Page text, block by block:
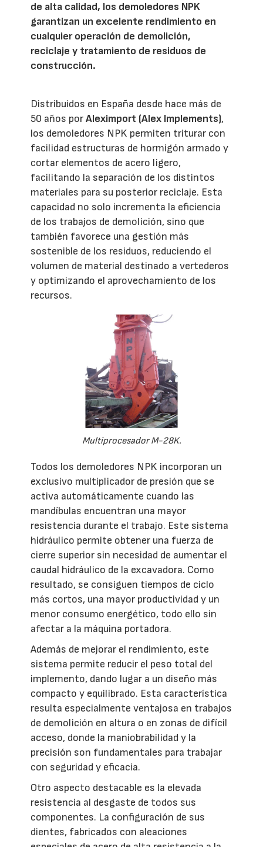
de alta calidad, los demoledores NPK
garantizan un excelente rendimiento en
cualquier operación de demolición,
reciclaje y tratamiento de residuos de
construcción.
Distribuidos en España desde hace más de
50 años porAleximport (Alex Implements),
los demoledores NPK permiten triturar con
facilidad estructuras de hormigón armado y
cortar elementos de acero ligero,
facilitando la separación de los distintos
materiales para su posterior reciclaje. Esta
capacidad no solo incrementa la eficiencia
de los trabajos de demolición, sino que
también favorece una gestión más
sostenible de los residuos, reduciendo el
volumen de material destinado a vertederos
y optimizando el aprovechamiento de los
recursos.
Multiprocesador M-28K.
Todos los demoledores NPK incorporan un
exclusivo multiplicador de presión que se
activa automáticamente cuando las
mandíbulas encuentran una mayor
resistencia durante el trabajo. Este sistema
hidráulico permite obtener una fuerza de
cierre superior sin necesidad de aumentar el
caudal hidráulico de la excavadora. Como
resultado, se consiguen tiempos de ciclo
más cortos, una mayor productividad y un
menor consumo energético, todo ello sin
afectar a la máquina portadora.
Además de mejorar el rendimiento, este
sistema permite reducir el peso total del
implemento, dando lugar a un diseño más
compacto y equilibrado. Esta característica
resulta especialmente ventajosa en trabajos
de demolición en altura o en zonas de difícil
acceso, donde la maniobrabilidad y la
precisión son fundamentales para trabajar
con seguridad y eficacia.
Otro aspecto destacable es la elevada
resistencia al desgaste de todos sus
componentes. La configuración de sus
dientes, fabricados con aleaciones